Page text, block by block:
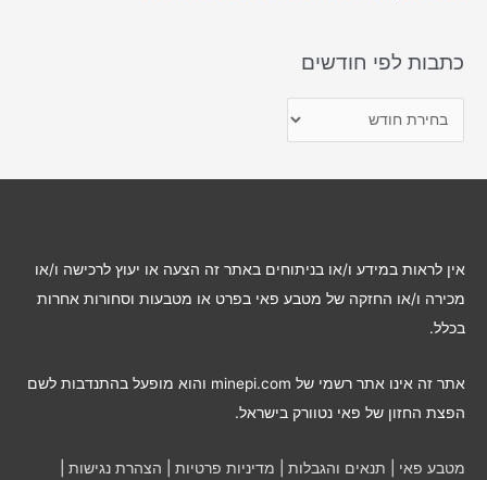
כתבות לפי חודשים
ת
י
אין לראות במידע ו/או בניתוחים באתר זה הצעה או יעוץ לרכישה ו/או
מכירה ו/או החזקה של מטבע פאי בפרט או מטבעות וסחורות אחרות
בכלל.
אתר זה אינו אתר רשמי של minepi.com והוא מופעל בהתנדבות לשם
הפצת החזון של פאי נטוורק בישראל.
מטבע פאי תנאים והגבלות מדיניות פרטיות הצהרת נגישות